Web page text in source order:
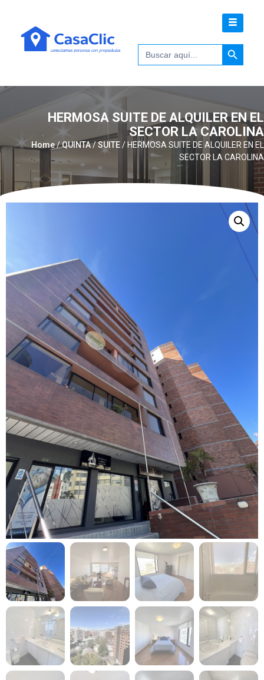
Buscar: Botón de
HERMOSA SUITE DE ALQUILER EN EL
SECTOR LA CAROLINA
Home/QUINTA/SUITE/ HERMOSA SUITE DE ALQUILER EN EL
SECTOR LA CAROLINA